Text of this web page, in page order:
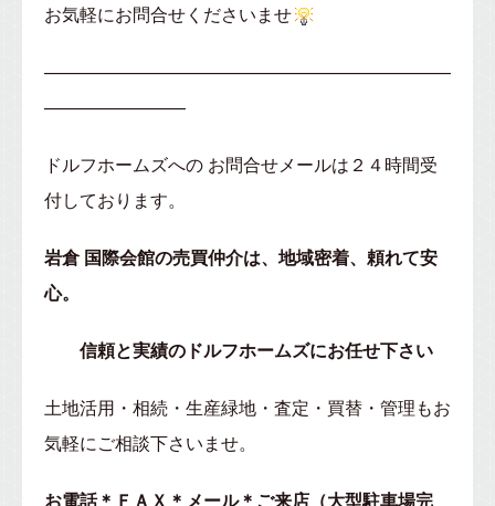
お気軽にお問合せくださいませ
———————————————————————
————————
ドルフホームズへの お問合せメールは２４時間受
付しております。
岩倉 国際会館の売買仲介は、地域密着、頼れて安
心。
信頼と実績のドルフホームズにお任せ下さい
土地活用・相続・生産緑地・査定・買替・管理もお
気軽にご相談下さいませ。
お電話＊ＦＡＸ＊メール＊ご来店（大型駐車場完